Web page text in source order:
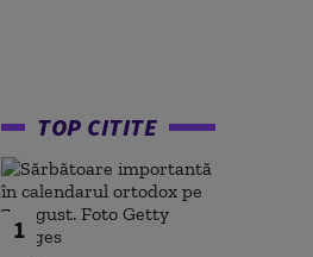
TOP CITITE
1